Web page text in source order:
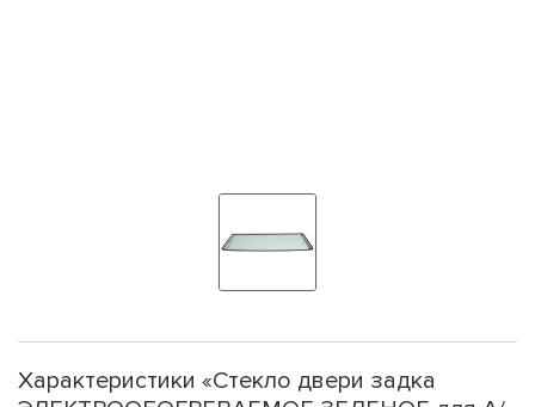
Характеристики «Стекло двери задка